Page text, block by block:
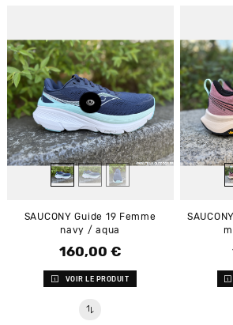
SAUCONY Guide 19 Femme
navy / aqua
Prix
160,00 €
VOIR LE PRODUIT